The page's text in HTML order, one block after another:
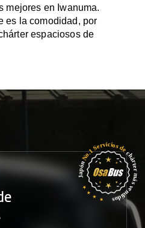
mejores en Iwanuma.
es la comodidad, por
espaciosos de